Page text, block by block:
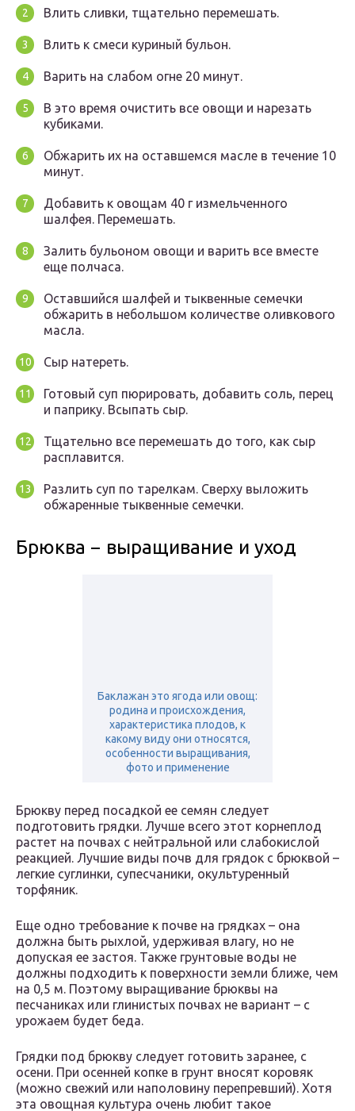
Влить сливки, тщательно перемешать.
Влить к смеси куриный бульон.
Варить на слабом огне 20 минут.
В это время очистить все овощи и нарезать
кубиками.
Обжарить их на оставшемся масле в течение 10
минут.
Добавить к овощам 40 г измельченного
шалфея. Перемешать.
Залить бульоном овощи и варить все вместе
еще полчаса.
Оставшийся шалфей и тыквенные семечки
обжарить в небольшом количестве оливкового
масла.
Сыр натереть.
Готовый суп пюрировать, добавить соль, перец
и паприку. Всыпать сыр.
Тщательно все перемешать до того, как сыр
расплавится.
Разлить суп по тарелкам. Сверху выложить
обжаренные тыквенные семечки.
Брюква − выращивание и уход
Баклажан это ягода или овощ:
родина и происхождения,
характеристика плодов, к
какому виду они относятся,
особенности выращивания,
фото и применение
Брюкву перед посадкой ее семян следует
подготовить грядки. Лучше всего этот корнеплод
растет на почвах с нейтральной или слабокислой
реакцией. Лучшие виды почв для грядок с брюквой –
легкие суглинки, супесчаники, окультуренный
торфяник.
Еще одно требование к почве на грядках – она
должна быть рыхлой, удерживая влагу, но не
допуская ее застоя. Также грунтовые воды не
должны подходить к поверхности земли ближе, чем
на 0,5 м. Поэтому выращивание брюквы на
песчаниках или глинистых почвах не вариант – с
урожаем будет беда.
Грядки под брюкву следует готовить заранее, с
осени. При осенней копке в грунт вносят коровяк
(можно свежий или наполовину перепревший). Хотя
эта овощная культура очень любит такое